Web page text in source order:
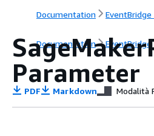
Documentation
Documentation
Parameter
PDF Markdown Modalità